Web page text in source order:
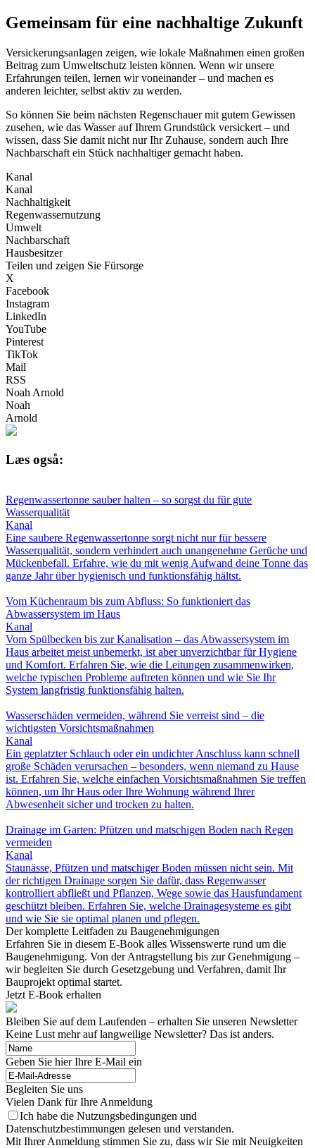
Gemeinsam für eine nachhaltige Zukunft
Versickerungsanlagen zeigen, wie lokale Maßnahmen einen großen
Beitrag zum Umweltschutz leisten können. Wenn wir unsere
Erfahrungen teilen, lernen wir voneinander – und machen es
anderen leichter, selbst aktiv zu werden.
So können Sie beim nächsten Regenschauer mit gutem Gewissen
zusehen, wie das Wasser auf Ihrem Grundstück versickert – und
wissen, dass Sie damit nicht nur Ihr Zuhause, sondern auch Ihre
Nachbarschaft ein Stück nachhaltiger gemacht haben.
Kanal
Kanal
Nachhaltigkeit
Regenwassernutzung
Umwelt
Nachbarschaft
Hausbesitzer
Teilen und zeigen Sie Fürsorge
X
Facebook
Instagram
LinkedIn
YouTube
Pinterest
TikTok
Mail
RSS
Noah Arnold
Noah
Arnold
Læs også:
Regenwassertonne sauber halten – so sorgst du für gute
Wasserqualität
Kanal
Eine saubere Regenwassertonne sorgt nicht nur für bessere
Wasserqualität, sondern verhindert auch unangenehme Gerüche und
Mückenbefall. Erfahre, wie du mit wenig Aufwand deine Tonne das
ganze Jahr über hygienisch und funktionsfähig hältst.
Vom Küchenraum bis zum Abfluss: So funktioniert das
Abwassersystem im Haus
Kanal
Vom Spülbecken bis zur Kanalisation – das Abwassersystem im
Haus arbeitet meist unbemerkt, ist aber unverzichtbar für Hygiene
und Komfort. Erfahren Sie, wie die Leitungen zusammenwirken,
welche typischen Probleme auftreten können und wie Sie Ihr
System langfristig funktionsfähig halten.
Wasserschäden vermeiden, während Sie verreist sind – die
wichtigsten Vorsichtsmaßnahmen
Kanal
Ein geplatzter Schlauch oder ein undichter Anschluss kann schnell
große Schäden verursachen – besonders, wenn niemand zu Hause
ist. Erfahren Sie, welche einfachen Vorsichtsmaßnahmen Sie treffen
können, um Ihr Haus oder Ihre Wohnung während Ihrer
Abwesenheit sicher und trocken zu halten.
Drainage im Garten: Pfützen und matschigen Boden nach Regen
vermeiden
Kanal
Staunässe, Pfützen und matschiger Boden müssen nicht sein. Mit
der richtigen Drainage sorgen Sie dafür, dass Regenwasser
kontrolliert abfließt und Pflanzen, Wege sowie das Hausfundament
geschützt bleiben. Erfahren Sie, welche Drainagesysteme es gibt
und wie Sie sie optimal planen und pflegen.
Der komplette Leitfaden zu Baugenehmigungen
Erfahren Sie in diesem E-Book alles Wissenswerte rund um die
Baugenehmigung. Von der Antragstellung bis zur Genehmigung –
wir begleiten Sie durch Gesetzgebung und Verfahren, damit Ihr
Bauprojekt optimal startet.
Jetzt E-Book erhalten
Bleiben Sie auf dem Laufenden – erhalten Sie unseren Newsletter
Keine Lust mehr auf langweilige Newsletter? Das ist anders.
Geben Sie hier Ihre E-Mail ein
Begleiten Sie uns
Vielen Dank für Ihre Anmeldung
Ich habe die Nutzungsbedingungen und
Datenschutzbestimmungen gelesen und verstanden.
Mit Ihrer Anmeldung stimmen Sie zu, dass wir Sie mit Neuigkeiten